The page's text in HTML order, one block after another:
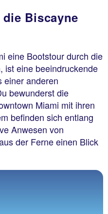
Biscayne
eine Bootstour durch die
ist eine beeindruckende
einer anderen
bewunderst die
Miami mit ihren
befinden sich entlang
Anwesen von
der Ferne einen Blick